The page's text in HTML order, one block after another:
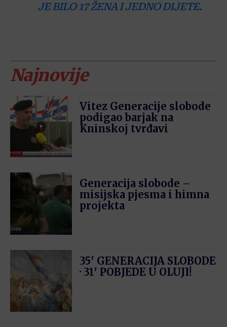
JE BILO 17 ŽENA I JEDNO DIJETE.
Najnovije
Vitez Generacije slobode
podigao barjak na
Kninskoj tvrđavi
Generacija slobode –
misijska pjesma i himna
projekta
35′ GENERACIJA SLOBODE
· 31′ POBJEDE U OLUJI!